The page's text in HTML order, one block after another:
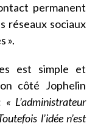
permanent
réseaux sociaux
».
est simple et
côté Jophelin
« L’administrateur
l’idée n’est